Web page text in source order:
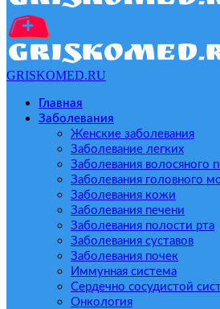
GRISKOMED.RU
Главная
Заболевания
Женские заболевания
Заболевание легких
Заболевания волосяного
Заболевания головного
Заболевания кожи
Заболевания печени
Заболевания полости рта
Заболевания суставов
Заболевания почек
Иммунная система
Сердечно сосудистой
Онкология